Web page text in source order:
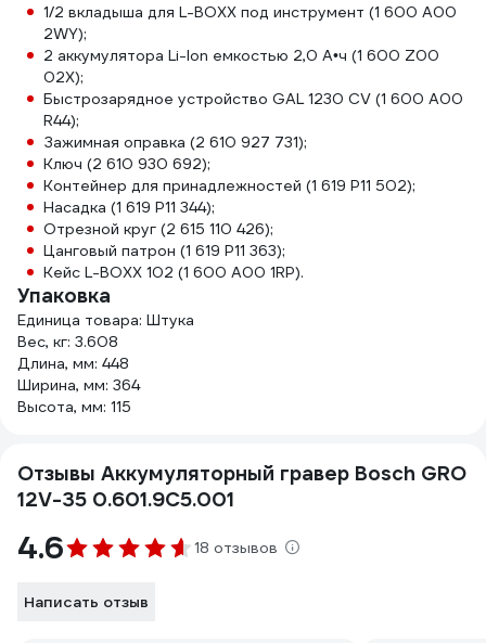
1/2 вкладыша для L-BOXX под инструмент (1 600 A00
2WY);
2 аккумулятора Li-Ion емкостью 2,0 А•ч (1 600 Z00
02X);
Быстрозарядное устройство GAL 1230 CV (1 600 A00
R44);
Зажимная оправка (2 610 927 731);
Ключ (2 610 930 692);
Контейнер для принадлежностей (1 619 P11 502);
Насадка (1 619 P11 344);
Отрезной круг (2 615 110 426);
Цанговый патрон (1 619 P11 363);
Кейс L-BOXX 102 (1 600 A00 1RP).
Упаковка
Единица товара: Штука
Вес, кг: 3.608
Длина, мм: 448
Ширина, мм: 364
Высота, мм: 115
Отзывы Аккумуляторный гравер Bosch GRO
12V-35 0.601.9C5.001
4.6 18 отзывов
Написать отзыв